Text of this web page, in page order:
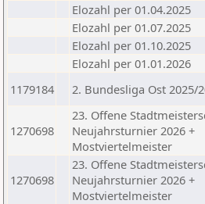
Elozahl per 01.04.2025
Elozahl per 01.07.2025
Elozahl per 01.10.2025
Elozahl per 01.01.2026
1179184
2. Bundesliga Ost 2025/
1270698
23. Offene
Neujahrsturnier 2026 +
Mostviertelmeister
1270698
23. Offene
Neujahrsturnier 2026 +
Mostviertelmeister